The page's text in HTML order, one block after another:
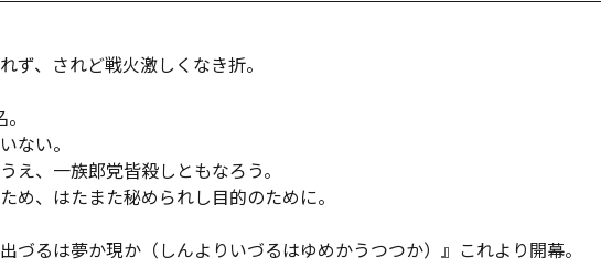
ず、されど戦火激しくなき折。
ない。
え、一族郎党皆殺しともなろう。
め、はたまた秘められし目的のために。